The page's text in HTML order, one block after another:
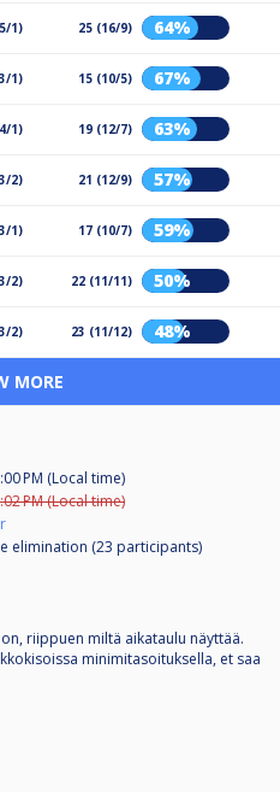
1) 25 (16/9) 64%
1) 15 (10/5) 67%
1) 19 (12/7) 63%
2) 21 (12/9) 57%
1) 17 (10/7) 59%
2) 22 (11/11) 50%
2) 23 (11/12) 48%
MORE
PM (Local time)
PM (Local time)
elimination (23 participants)
riippuen miltä aikataulu näyttää.
minimitasoituksella, et saa